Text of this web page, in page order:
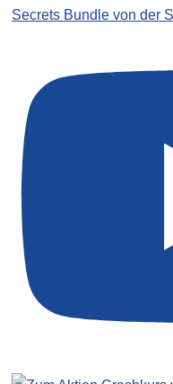
Secrets Bundle von der